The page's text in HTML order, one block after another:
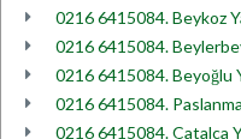
0216 6415084. Beykoz
0216 6415084.
0216 6415084. Beyoğlu
0216 6415084.
0216 6415084. Çatalca